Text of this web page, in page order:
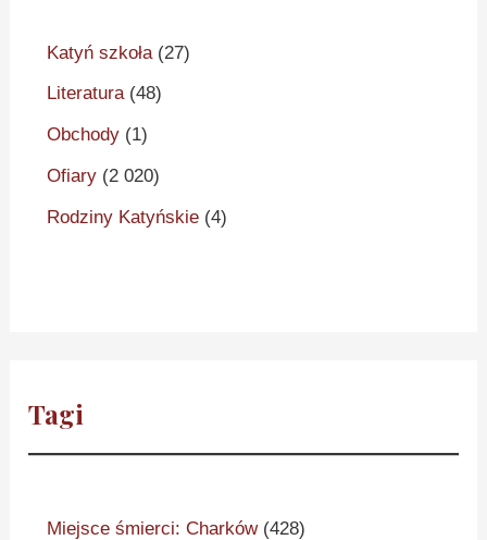
Katyń szkoła (27)
Literatura(48)
Obchody (1)
Ofiary (2 020)
Rodziny Katyńskie (4)
Tagi
Miejsce śmierci: Charków(428)